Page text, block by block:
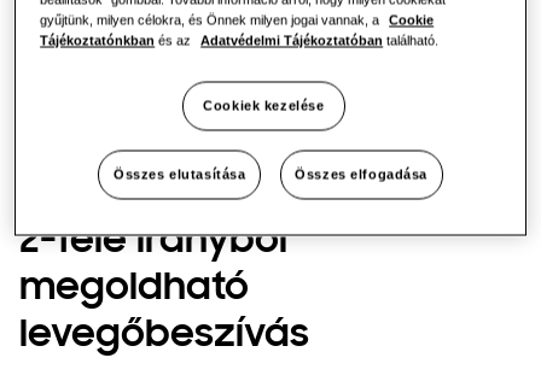
2-féle irányból
megoldható
levegőbeszívás
gyűjtünk, milyen célokra, és Önnek milyen jogai vannak, a
Cookie
Tájékoztatónkban és az Adatvédelmi Tájékoztatóban található.
Cookiek kezelése
Összes elutasítása Összes elfogadása